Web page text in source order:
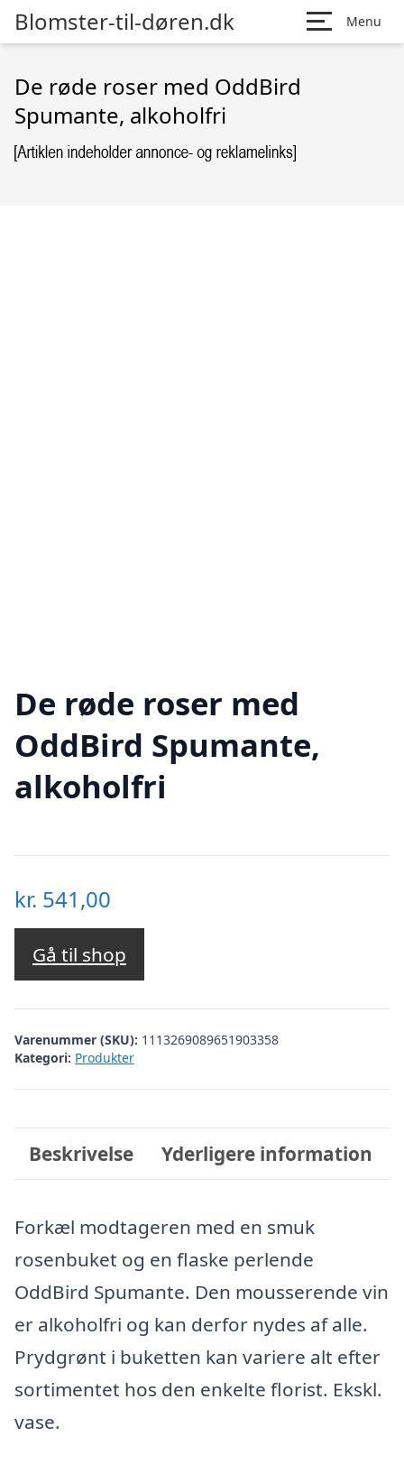
Blomster-til-døren.dk Menu
De røde roser med OddBird
Spumante, alkoholfri
De røde roser med
OddBird Spumante,
alkoholfri
kr. 541,00
Gå til shop
Varenummer (SKU): 1113269089651903358
Kategori: Produkter
Beskrivelse Yderligere information
Forkæl modtageren med en smuk
rosenbuket og en flaske perlende
OddBird Spumante. Den mousserende vin
er alkoholfri og kan derfor nydes af alle.
Prydgrønt i buketten kan variere alt efter
sortimentet hos den enkelte florist. Ekskl.
vase.